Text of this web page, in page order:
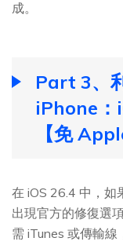
成。
Part 3、
iPhone：
【免
在 iOS 26.4 中，如
出現官方的修復選
需 iTunes 或傳輸